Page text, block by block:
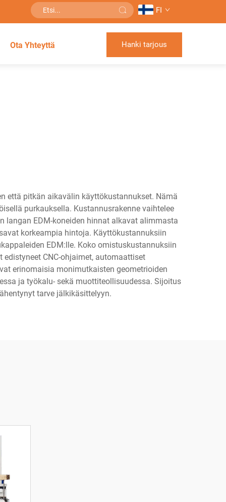
FI
Ota Yhteyttä Hanki tarjous
että pitkän aikavälin käyttökustannukset. Nämä
purkauksella. Kustannusrakenne vaihtelee
langan EDM-koneiden hinnat alkavat alimmasta
korkeampia hintoja. Käyttökustannuksiin
EDM:lle. Koko omistuskustannuksiin
CNC-ohjaimet, automaattiset
erinomaisia monimutkaisten geometrioiden
ja työkalu- sekä muottiteollisuudessa. Sijoitus
tarve jälkikäsittelyyn.